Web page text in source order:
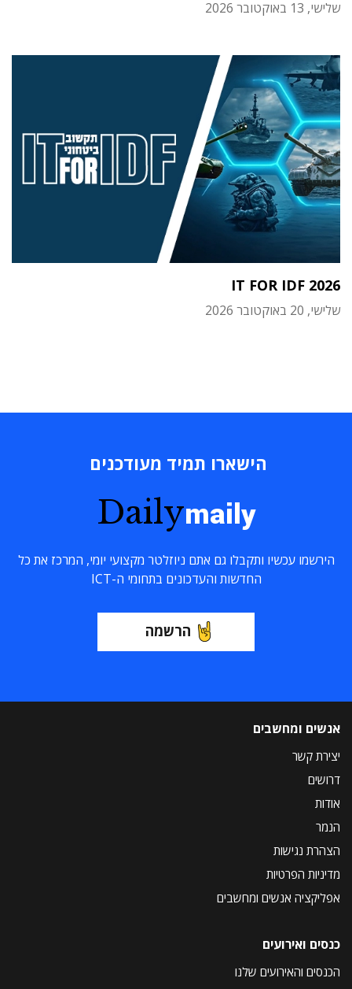
שלישי, 13 באוקטובר 2026
IT FOR IDF 2026
שלישי, 20 באוקטובר 2026
הישארו תמיד מעודכנים
Dailymaily
הירשמו עכשיו ותקבלו גם אתם ניוזלטר מקצועי יומי, המרכז את כל
החדשות והעדכונים בתחומי ה-ICT
הרשמה
אנשים ומחשבים
יצירת קשר
דרושים
אודות
הנמר
הצהרת נגישות
מדיניות הפרטיות
אפליקציה אנשים ומחשבים
כנסים ואירועים
הכנסים והאירועים שלנו